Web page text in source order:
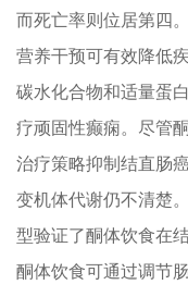
而死亡率则位居第四
营养干预可有效降低
碳水化合物和适量蛋
疗顽固性癫痫。尽管
治疗策略抑制结直肠
变机体代谢仍不清楚
型验证了酮体饮食在
酮体饮食可通过调节